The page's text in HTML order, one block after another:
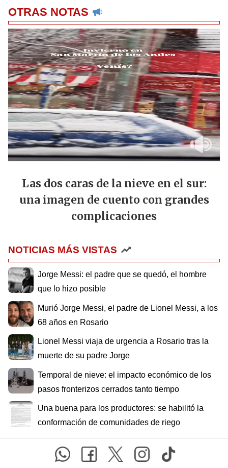
OTRAS NOTAS
Las dos caras de la nieve en el sur:
una imagen de cuento con grandes
complicaciones
NOTICIAS MÁS VISTAS
Jorge Messi: el padre que se quedó, el hombre
que lo hizo posible
Murió Jorge Messi, el padre de Lionel Messi, a los
68 años en Rosario
Lionel Messi viaja de urgencia a Rosario tras la
muerte de su padre Jorge
Temporal de nieve: el impacto económico de los
pasos fronterizos cerrados tanto tiempo
Una buena para los productores: se habilitó la
conformación de comunidades de riego